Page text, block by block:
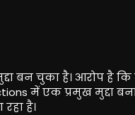
बन चुका है। आरोप
में एक प्रमुख मुद्दा
है।